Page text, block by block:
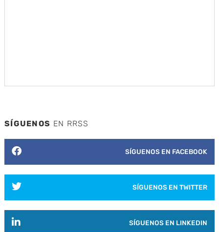
SÍGUENOS EN RRSS
SÍGUENOS EN FACEBOOK
SÍGUENOS EN TWITTER
SÍGUENOS EN LINKEDIN